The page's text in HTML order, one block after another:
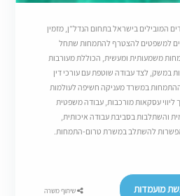
המובילים בישראל בתחום הנדל”ן, מזמין
למשפטים להצטרף להתמחות שתחל
להתמחות משמעותית ומעשית, הכוללת מעורבות
במשק, לצד עבודה שוטפת עם עורכי דין
במשרד מעניקה חשיפה לעולמות
ליווי עסקאות מורכבות, עבודה משפטית
והשתלבות בסביבת עבודה איכותית,
להשתלב במשרת טרום-התמחות.
מועמדות שיתוף משרה